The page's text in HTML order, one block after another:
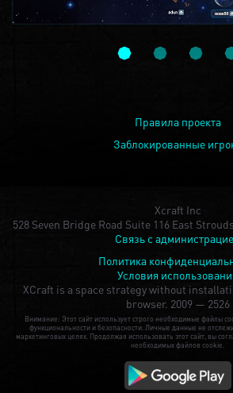
Правила проекта
Заблокированные
Xcraft Inc
528 Seven Bridge Road Suite 116 East
Связь с
Политика
Условия
XCraft is a space strategy without
browser. 2009 — 2526
Внимание: Этот сайт использует строго необходимые файлы
функциональности и безопасности. Личные данные не
маркетинговых целях. Продолжая использовать этот сайт, вы
необходимых файлов cookie.